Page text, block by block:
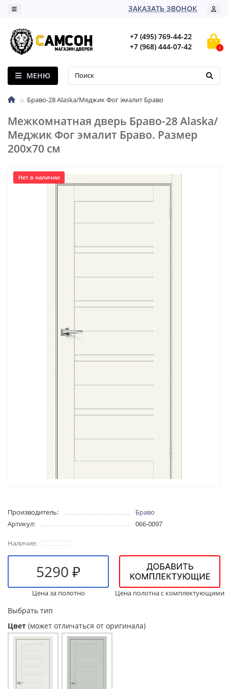
ЗАКАЗАТЬ ЗВОНОК
+7 (495) 769-44-22
+7 (968) 444-07-42
0
МЕНЮ
Браво-28 Alaska/Меджик Фог эмалит Браво
Межкомнатная дверь Браво-28 Alaska/
Меджик Фог эмалит Браво. Размер
200x70 см
Нет в наличии
Производитель:
Браво
Артикул:
066-0097
5290 ₽
Цена за полотно Цена полотна с комплектующими
Выбрать тип
Цвет (может отличаться от оригинала)